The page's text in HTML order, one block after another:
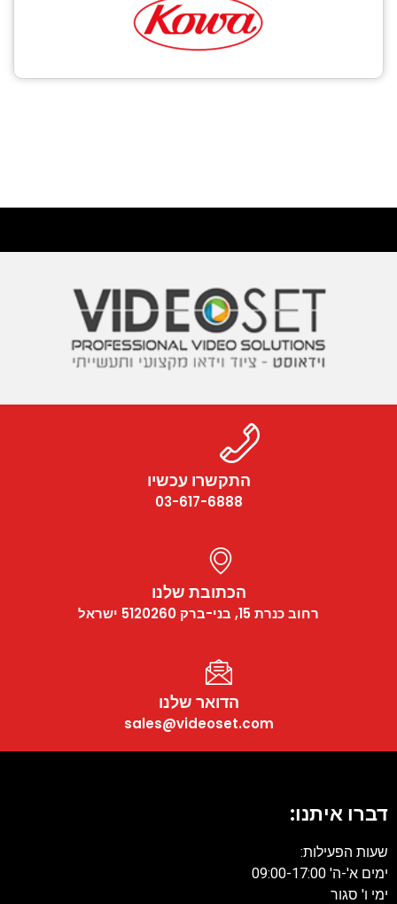
התקשרו עכשיו
03-617-6888
הכתובת שלנו
רחוב כנרת 15, בני-ברק 5120260 ישראל
הדואר שלנו
sales@videoset.com
דברו איתנו:
שעות הפעילות:
ימים א'-ה' 09:00-17:00
ימי ו' סגור